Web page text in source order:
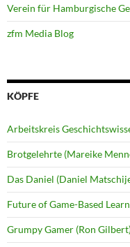
Verein für Hamburgische
zfm Media Blog
KÖPFE
Arbeitskreis
Brotgelehrte (Mareike
Das Daniel (Daniel
Future of Game-Based
Grumpy Gamer (Ron